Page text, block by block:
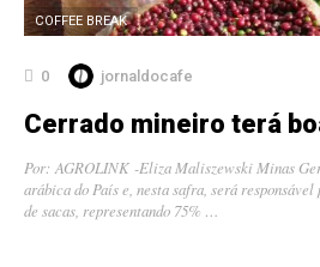
COFFEE BREAK
0 jornaldocafe
Cerrado mineiro terá
Por: AGROLINK -Eliza Maliszewski Minas
arábica do País e, nesta safra, será
de sacas, representando 75% …